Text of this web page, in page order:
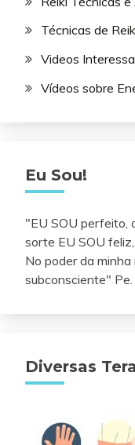
Técnicas de
Videos
Vídeos sobre
Eu Sou!
"EU SOU perfeito,
sorte EU SOU
No poder da
subconsciente"
Diversas